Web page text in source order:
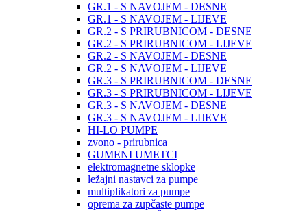
GR.1 - S NAVOJEM - DESNE
GR.1 - S NAVOJEM - LIJEVE
GR.2 - S PRIRUBNICOM - DESNE
GR.2 - S PRIRUBNICOM - LIJEVE
GR.2 - S NAVOJEM - DESNE
GR.2 - S NAVOJEM - LIJEVE
GR.3 - S PRIRUBNICOM - DESNE
GR.3 - S PRIRUBNICOM - LIJEVE
GR.3 - S NAVOJEM - DESNE
GR.3 - S NAVOJEM - LIJEVE
HI-LO PUMPE
zvono - prirubnica
GUMENI UMETCI
elektromagnetne sklopke
ležajni nastavci za pumpe
multiplikatori za pumpe
oprema za zupčaste pumpe